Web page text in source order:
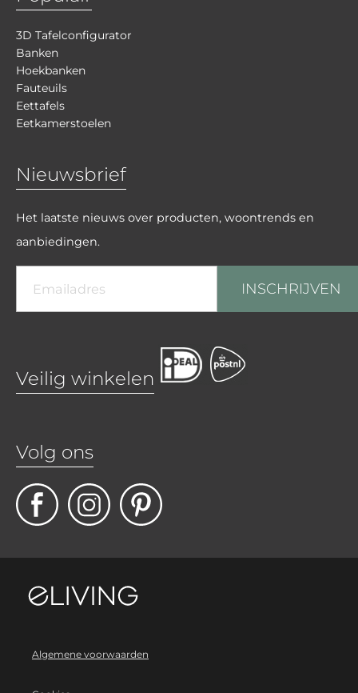
3D Tafelconfigurator
Banken
Hoekbanken
Fauteuils
Eettafels
Eetkamerstoelen
Nieuwsbrief
Het laatste nieuws over producten, woontrends en
aanbiedingen.
INSCHRIJVEN
Veilig winkelen
Volg ons
Algemene voorwaarden